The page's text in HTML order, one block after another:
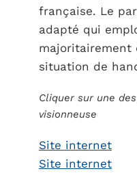
française. Le
adapté qui
majoritairement
situation de
Cliquer sur une
visionneuse
Site internet
Site internet